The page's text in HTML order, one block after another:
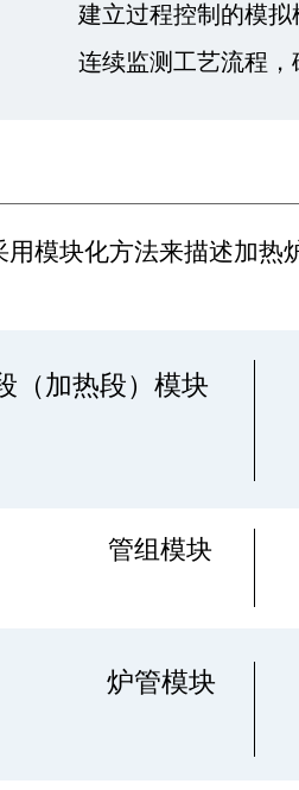
建立过程控制的模拟
连续监测工艺流程
用模块化方法来描述加热
（加热段）模块
管组模块
炉管模块